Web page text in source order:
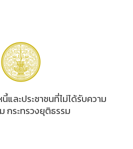
และประชาชนที่ไม่ได้รับความ
กระทรวงยุติธรรม